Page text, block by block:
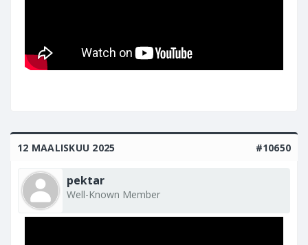
12 MAALISKUU 2025 #10650
pektar
Well-Known Member